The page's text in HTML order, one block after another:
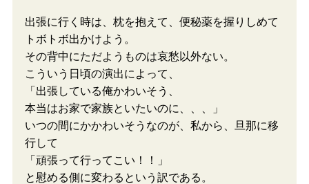
出張に行く時は、枕を抱えて、便秘薬を握りしめて
トボトボ出かけよう。
その背中にただようものは哀愁以外ない。
こういう日頃の演出によって、
「出張している俺かわいそう、
本当はお家で家族といたいのに、、、」
いつの間にかかわいそうなのが、私から、旦那に移
行して
「頑張って行ってこい！！」
と慰める側に変わるという訳である。